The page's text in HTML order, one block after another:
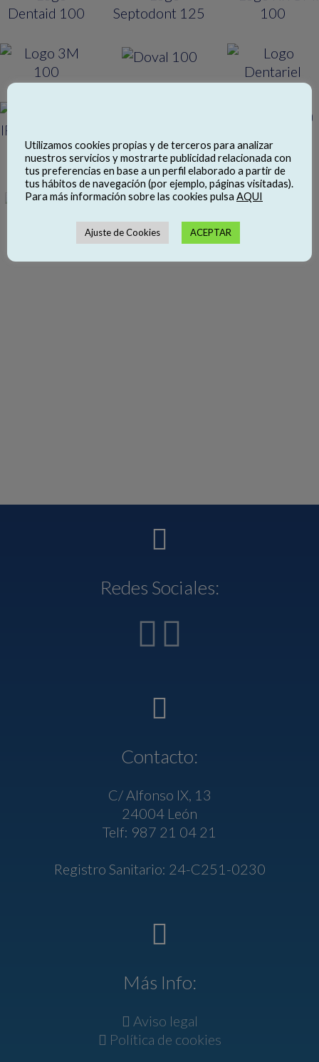
Redes Sociales:
Contacto:
C/ Alfonso IX, 13
24004 León
Telf: 987 21 04 21
Registro Sanitario: 24-C251-0230
Más Info:
Aviso legal
Política de cookies
Utilizamos cookies propias y de terceros para analizar
nuestros servicios y mostrarte publicidad relacionada con
tus preferencias en base a un perfil elaborado a partir de
tus hábitos de navegación (por ejemplo, páginas visitadas).
Para más información sobre las cookies pulsa AQUI
Ajuste de Cookies ACEPTAR